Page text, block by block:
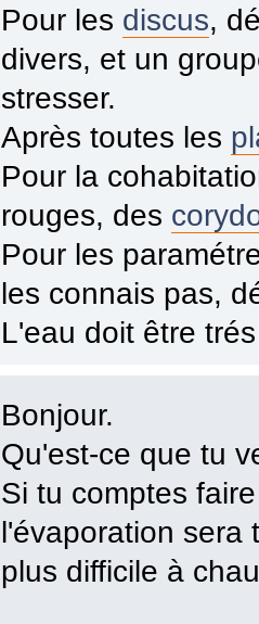
Pour les discus,
divers, et un
stresser.
Après toutes les
Pour la
rouges, des
Pour les
les connais pas,
L'eau doit être
Bonjour.
Qu'est-ce que tu
Si tu comptes
l'évaporation sera
plus difficile à